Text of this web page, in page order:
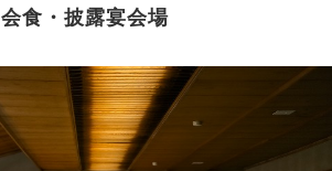
会食・披露宴会場